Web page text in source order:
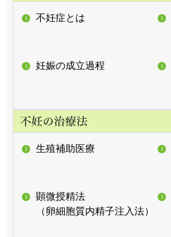
不妊症とは
妊娠の成立過程
生殖補助医療
顕微授精法
（卵細胞質内精子注入法）